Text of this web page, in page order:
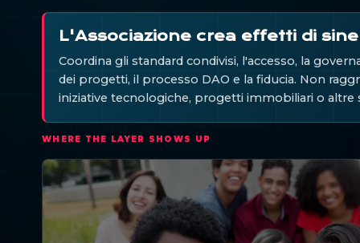
L'Associazione crea effetti di
Coordina gli standard condivisi, l'accesso, la
dei progetti, il processo DAO e la fiducia. Non
iniziative tecnologiche, progetti immobiliari o altre